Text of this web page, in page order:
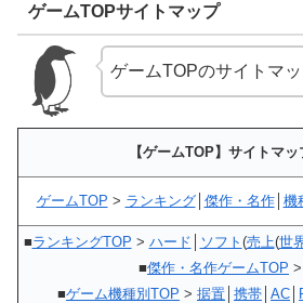
ゲームTOPサイトマップ
ゲームTOPのサイトマッ
【ゲームTOP】サイトマッ
ゲームTOP > ランキング│ 傑作・名作│ 機
■ランキングTOP > ハード ソフト (売上(世
■傑作・名作ゲームTOP >
■ゲーム機種別TOP > 据置 携帯 AC